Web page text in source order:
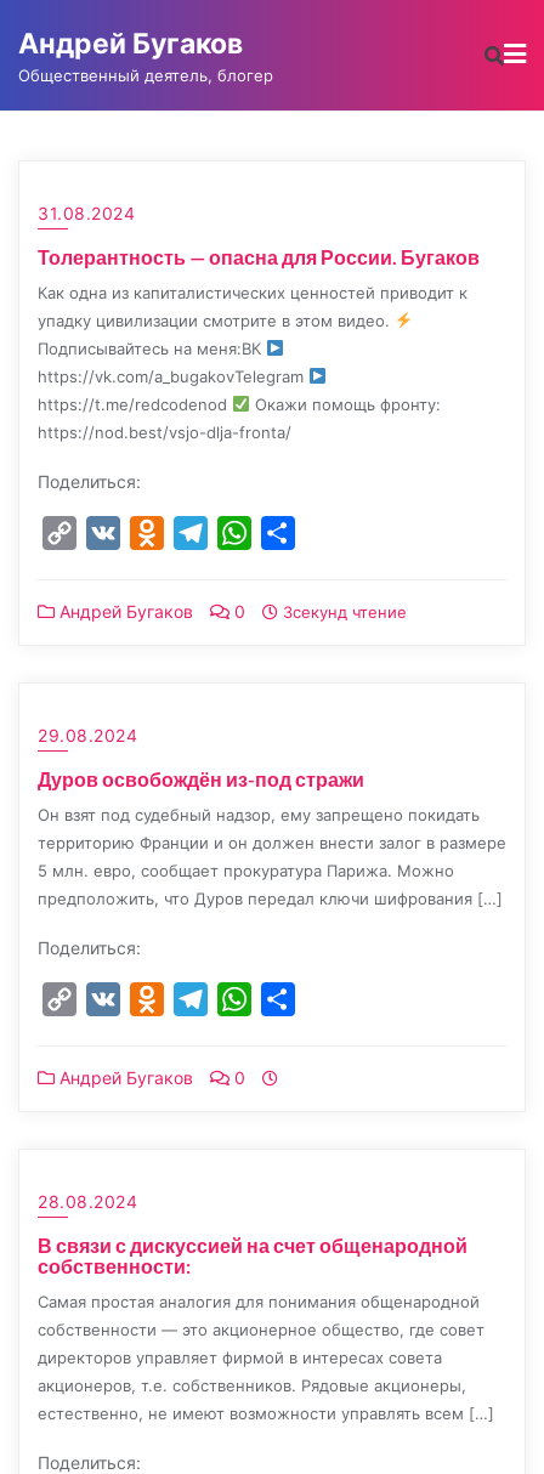
содержимому
Андрей Бугаков
Общественный деятель, блогер
31.08.2024
Толерантность — опасна для России. Бугаков
Как одна из капиталистических ценностей приводит к
упадку цивилизации смотрите в этом видео.
Подписывайтесь на меня:ВК
https://vk.com/a_bugakovTelegram
https://t.me/redcodenod
Окажи помощь фронту:
https://nod.best/vsjo-dlja-fronta/
Поделиться:
Copy
VK Odnoklassniki
TelegramWhatsApp
Андрей Бугаков 0 3секунд чтение
29.08.2024
Дуров освобождён из-под стражи
Он взят под судебный надзор, ему запрещено покидать
территорию Франции и он должен внести залог в размере
5 млн. евро, сообщает прокуратура Парижа. Можно
предположить, что Дуров передал ключи шифрования […]
Поделиться:
Copy
VK Odnoklassniki
TelegramWhatsApp
Андрей Бугаков 0
28.08.2024
В связи с дискуссией на счет общенародной
собственности:
Самая простая аналогия для понимания общенародной
собственности — это акционерное общество, где совет
директоров управляет фирмой в интересах совета
акционеров, т.е. собственников. Рядовые акционеры,
естественно, не имеют возможности управлять всем […]
Поделиться: